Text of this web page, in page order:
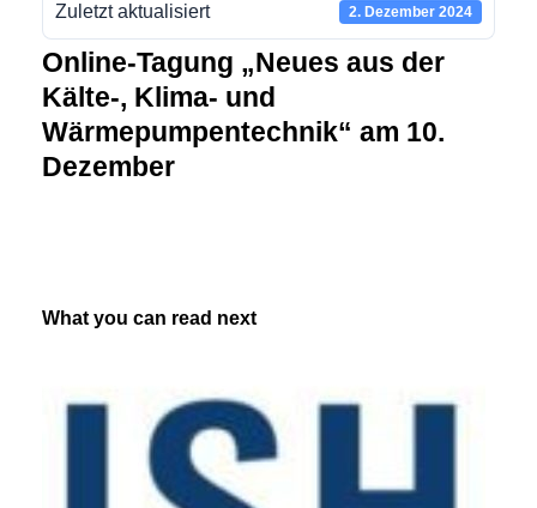
Zuletzt aktualisiert 2. Dezember 2024
Online-Tagung „Neues aus der
Kälte-, Klima- und
Wärmepumpentechnik“ am 10.
Dezember
What you can read next